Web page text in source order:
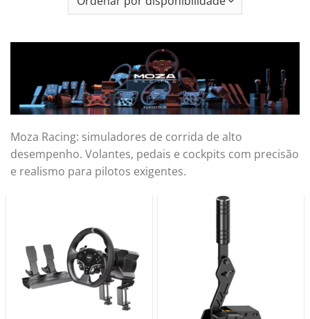
Moza Racing: simuladores de corrida de alto
desempenho. Volantes, pedais e cockpits com precisão
e realismo para pilotos exigentes.